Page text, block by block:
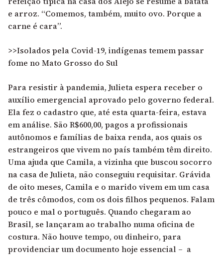
e arroz. “Comemos, também, muito ovo. Porque a
carne é cara”.
>>Isolados pela Covid-19, indígenas temem passar
fome no Mato Grosso do Sul
Para resistir à pandemia, Julieta espera receber o
auxílio emergencial aprovado pelo governo federal.
Ela fez o cadastro que, até esta quarta-feira, estava
em análise. São R$600,00, pagos a profissionais
autônomos e famílias de baixa renda, aos quais os
estrangeiros que vivem no país também têm direito.
Uma ajuda que Camila, a vizinha que buscou socorro
na casa de Julieta, não conseguiu requisitar. Grávida
de oito meses, Camila e o marido vivem em um casa
de três cômodos, com os dois filhos pequenos. Falam
pouco e mal o português. Quando chegaram ao
Brasil, se lançaram ao trabalho numa oficina de
costura. Não houve tempo, ou dinheiro, para
providenciar um documento hoje essencial – a